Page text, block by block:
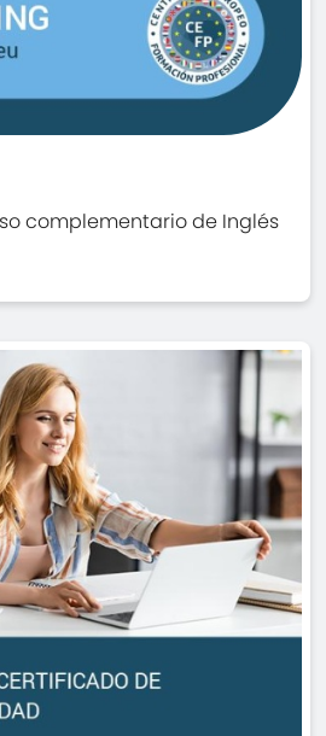
complementario de Inglés